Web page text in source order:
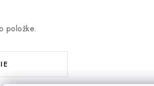
položke.